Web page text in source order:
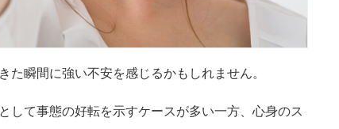
瞬間に強い不安を感じるかもしれません。
して事態の好転を示すケースが多い一方、心身のス